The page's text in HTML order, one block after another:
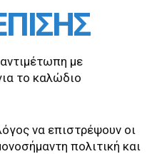
με
το καλώδιο
να επιστρέψουν οι
πολιτική και